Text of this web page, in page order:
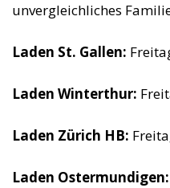
unvergleichliches
Laden St. Gallen:
Laden Winterthur:
Laden Zürich HB:
Laden Ostermundigen: